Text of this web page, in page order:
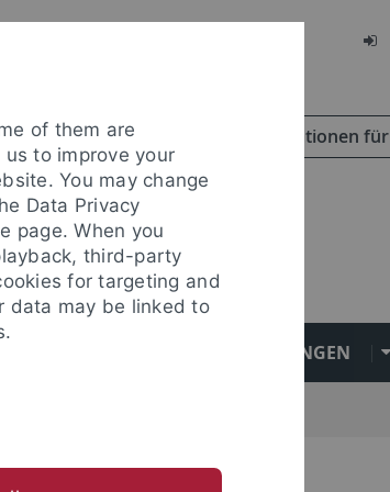
Informationen für
EINRICHTUNGEN
Gleichstellung
of them are
to improve your
You may change
Data Privacy
page. When you
third-party
for targeting and
data may be linked to